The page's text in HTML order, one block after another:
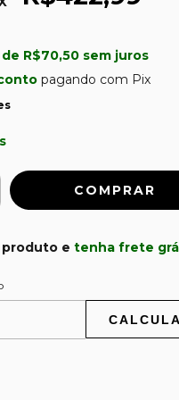
R$70,50 sem juros
pagando com Pix
e tenha frete